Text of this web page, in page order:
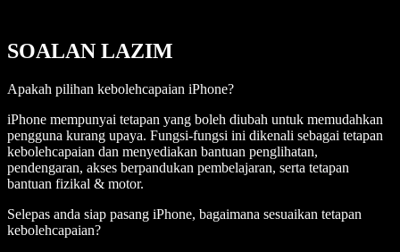
SOALAN LAZIM
Apakah pilihan kebolehcapaian iPhone?
iPhone mempunyai tetapan yang boleh diubah untuk memudahkan
pengguna kurang upaya. Fungsi-fungsi ini dikenali sebagai tetapan
kebolehcapaian dan menyediakan bantuan penglihatan,
pendengaran, akses berpandukan pembelajaran, serta tetapan
bantuan fizikal & motor.
Selepas anda siap pasang iPhone, bagaimana sesuaikan tetapan
kebolehcapaian?